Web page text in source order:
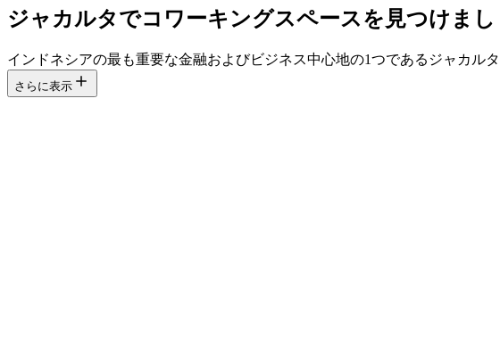
ジャカルタでコワーキングスペースを見つけまし
インドネシアの最も重要な金融およびビジネス中心地の1つであるジャカル
さらに表示